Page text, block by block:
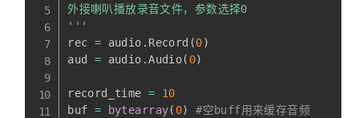
外接喇叭播放录音文件，参数选择0
'''
rec = audio . Record (0)
aud = audio .Audio( 0)
record_time =
10
buf = bytearray( 0)
#空buff用来缓存音频